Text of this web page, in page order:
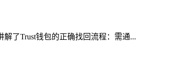
了Trust钱包的正确找回流程：需通...